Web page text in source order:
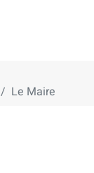
Le Maire